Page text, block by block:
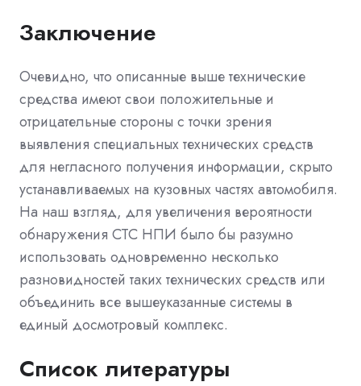
Заключение
Очевидно, что описанные выше технические
средства имеют свои положительные и
отрицательные стороны с точки зрения
выявления специальных технических средств
для негласного получения информации, скрыто
устанавливаемых на кузовных частях автомобиля.
На наш взгляд, для увеличения вероятности
обнаружения СТС НПИ было бы разумно
использовать одновременно несколько
разновидностей таких технических средств или
объединить все вышеуказанные системы в
единый досмотровый комплекс.
Список литературы